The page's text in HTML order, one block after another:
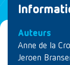
Auteurs
Anne de la
Jeroen